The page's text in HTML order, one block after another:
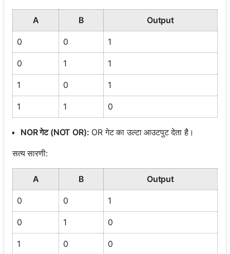
A B Output
0 0 1
0 1 1
1 0 1
1 1 0
NOR गेट (NOT OR): OR गेट का उल्टा आउटपुट देता है।
सत्य सारणी:
A B Output
0 0 1
0 1 0
1 0 0